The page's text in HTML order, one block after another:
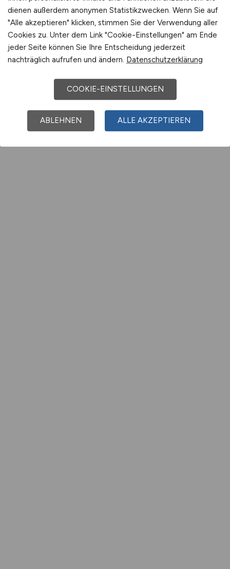
dienen außerdem anonymen Statistikzwecken. Wenn Sie auf
"Alle akzeptieren" klicken, stimmen Sie der Verwendung aller
Cookies zu. Unter dem Link "Cookie-Einstellungen" am Ende
jeder Seite können Sie Ihre Entscheidung jederzeit
nachträglich aufrufen und ändern. Datenschutzerklärung
COOKIE-EINSTELLUNGEN
ABLEHNEN ALLE AKZEPTIEREN